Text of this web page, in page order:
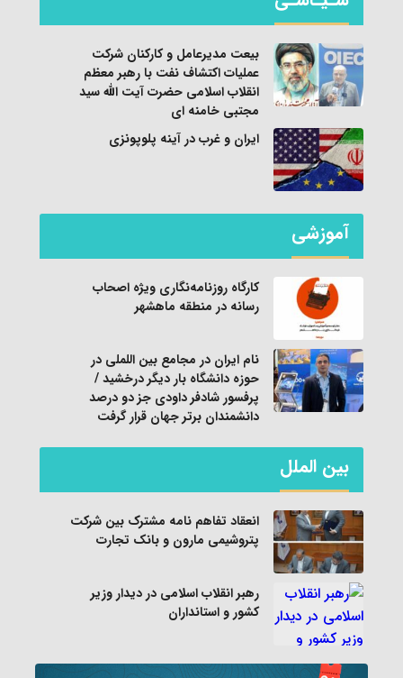
بیعت مدیرعامل و کارکنان شرکت
عملیات اکتشاف نفت با رهبر معظم
انقلاب اسلامی حضرت آیت الله سید
مجتبی خامنه ای
ایران و غرب در آینه پلوپونزی
آموزشی
کارگاه روزنامه‌نگاری ویژه اصحاب
رسانه در منطقه ماهشهر
نام ایران در مجامع بین اللملی در
حوزه دانشگاه بار دیگر درخشید /
پرفسور شادفر داودی جز دو درصد
دانشمندان برتر جهان قرار گرفت
بین الملل
انعقاد تفاهم نامه مشترک بین شرکت
پتروشیمی مارون و بانک تجارت
رهبر انقلاب اسلامی در دیدار وزیر
کشور و استانداران